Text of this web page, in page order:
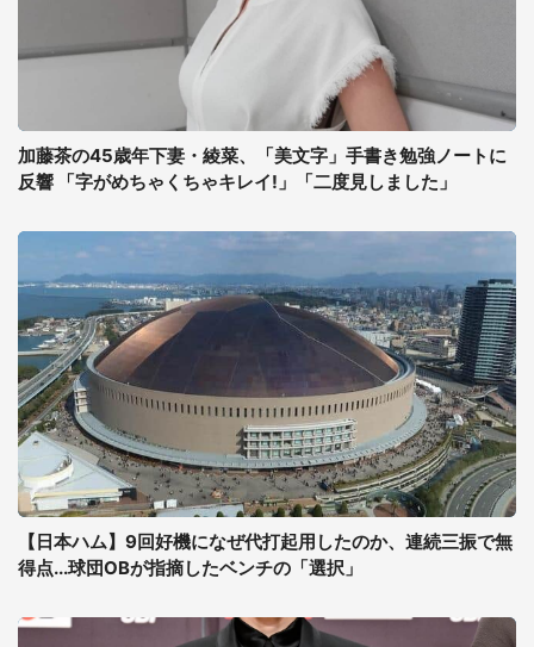
加藤茶の45歳年下妻・綾菜、「美文字」手書き勉強ノートに
反響 「字がめちゃくちゃキレイ!」「二度見しました」
【日本ハム】9回好機になぜ代打起用したのか、連続三振で無
得点...球団OBが指摘したベンチの「選択」